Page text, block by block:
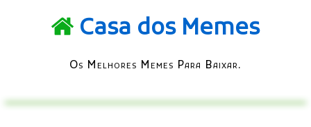
Casa dos Memes
Os Melhores Memes Para Baixar.